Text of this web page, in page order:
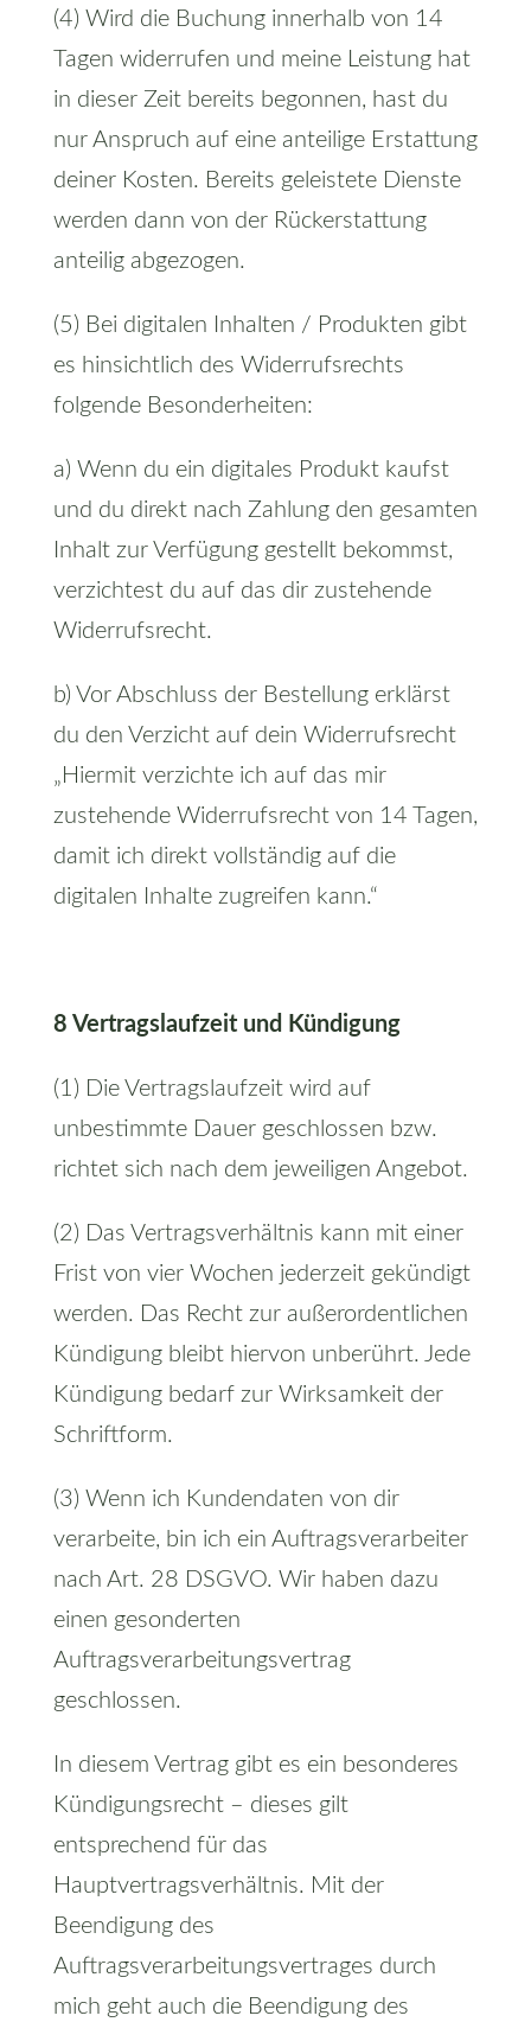
(4) Wird die Buchung innerhalb von 14
Tagen widerrufen und meine Leistung hat
in dieser Zeit bereits begonnen, hast du
nur Anspruch auf eine anteilige Erstattung
deiner Kosten. Bereits geleistete Dienste
werden dann von der Rückerstattung
anteilig abgezogen.
(5) Bei digitalen Inhalten / Produkten gibt
es hinsichtlich des Widerrufsrechts
folgende Besonderheiten:
a) Wenn du ein digitales Produkt kaufst
und du direkt nach Zahlung den gesamten
Inhalt zur Verfügung gestellt bekommst,
verzichtest du auf das dir zustehende
Widerrufsrecht.
b) Vor Abschluss der Bestellung erklärst
du den Verzicht auf dein Widerrufsrecht
„Hiermit verzichte ich auf das mir
zustehende Widerrufsrecht von 14 Tagen,
damit ich direkt vollständig auf die
digitalen Inhalte zugreifen kann.“
8 Vertragslaufzeit und Kündigung
(1) Die Vertragslaufzeit wird auf
unbestimmte Dauer geschlossen bzw.
richtet sich nach dem jeweiligen Angebot.
(2) Das Vertragsverhältnis kann mit einer
Frist von vier Wochen jederzeit gekündigt
werden. Das Recht zur außerordentlichen
Kündigung bleibt hiervon unberührt. Jede
Kündigung bedarf zur Wirksamkeit der
Schriftform.
(3) Wenn ich Kundendaten von dir
verarbeite, bin ich ein Auftragsverarbeiter
nach Art. 28 DSGVO. Wir haben dazu
einen gesonderten
Auftragsverarbeitungsvertrag
geschlossen.
In diesem Vertrag gibt es ein besonderes
Kündigungsrecht – dieses gilt
entsprechend für das
Hauptvertragsverhältnis. Mit der
Beendigung des
Auftragsverarbeitungsvertrages durch
mich geht auch die Beendigung des